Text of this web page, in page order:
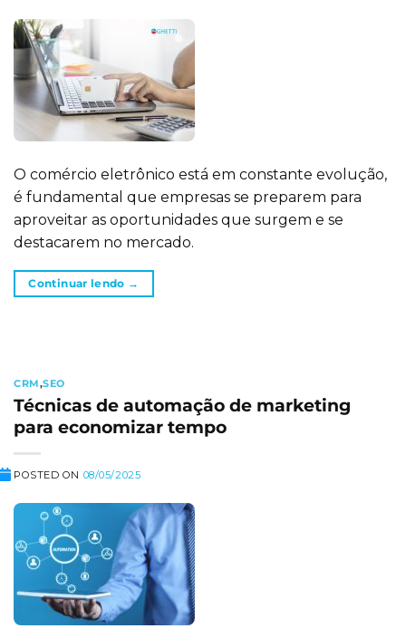
O comércio eletrônico está em constante evolução,
é fundamental que empresas se preparem para
aproveitar as oportunidades que surgem e se
destacarem no mercado.
Continuar lendo →
CRM,SEO
Técnicas de automação de marketing
para economizar tempo
POSTED ON 08/05/2025